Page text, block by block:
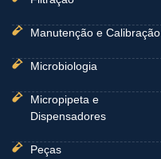
Manutenção e Calibração
Microbiologia
Micropipeta e
Dispensadores
Peças